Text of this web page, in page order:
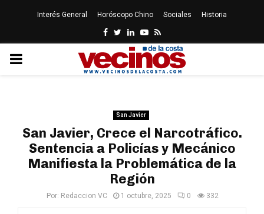
Interés General Horóscopo Chino Sociales Historia
Facebook
Twitter
LinkedinYoutube
Rss
PRIMARY
San Javier
San Javier, Crece el Narcotráfico.
Sentencia a Policías y Mecánico
Manifiesta la Problemática de la
Región
Por: Redaccion VC 1 octubre, 2025 0 332